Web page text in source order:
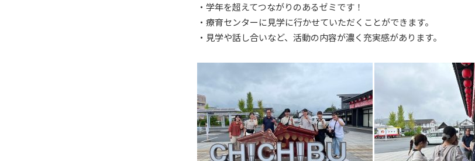
・学年を超えてつながりのあるゼミです！
・療育センターに見学に行かせていただくことができます。
・見学や話し合いなど、活動の内容が濃く充実感があります。